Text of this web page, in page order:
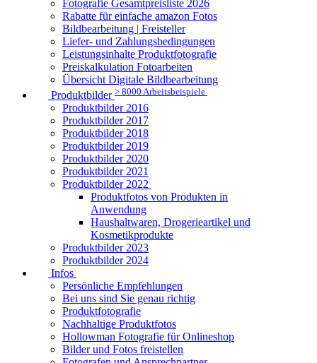
Fotografie Gesamtpreisliste 2026
Rabatte für einfache amazon Fotos
Bildbearbeitung | Freisteller
Liefer- und Zahlungsbedingungen
Leistungsinhalte Produktfotografie
Preiskalkulation Fotoarbeiten
Übersicht Digitale Bildbearbeitung
Produktbilder > 8000 Arbeitsbeispiele
Produktbilder 2016
Produktbilder 2017
Produktbilder 2018
Produktbilder 2019
Produktbilder 2020
Produktbilder 2021
Produktbilder 2022
Produktfotos von Produkten in
Anwendung
Haushaltwaren, Drogerieartikel und
Kosmetikprodukte
Produktbilder 2023
Produktbilder 2024
Infos
Persönliche Empfehlungen
Bei uns sind Sie genau richtig
Produktfotografie
Nachhaltige Produktfotos
Hollowman Fotografie für Onlineshop
Bilder und Fotos freistellen